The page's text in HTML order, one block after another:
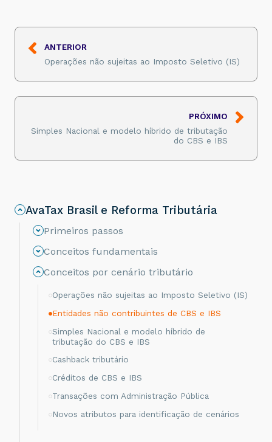
ANTERIOR
Operações não sujeitas ao Imposto Seletivo (IS)
PRÓXIMO
Simples Nacional e modelo híbrido de tributação
do CBS e IBS
AvaTax Brasil e Reforma Tributária
Primeiros passos
Conceitos fundamentais
Conceitos por cenário tributário
Operações não sujeitas ao Imposto Seletivo (IS)
Entidades não contribuintes de CBS e IBS
Simples Nacional e modelo híbrido de
tributação do CBS e IBS
Cashback tributário
Créditos de CBS e IBS
Transações com Administração Pública
Novos atributos para identificação de cenários